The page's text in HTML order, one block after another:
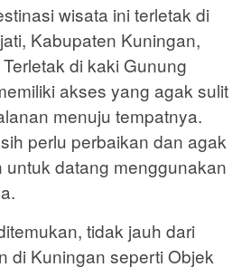
wisata ini terletak di
Kabupaten Kuningan,
di kaki Gunung
akses yang agak sulit
menuju tempatnya.
perlu perbaikan dan agak
untuk datang menggunakan
tidak jauh dari
di Kuningan seperti Objek